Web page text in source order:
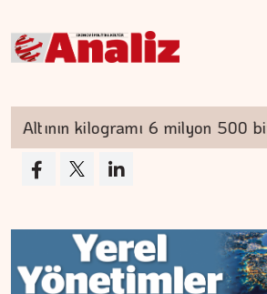
kilogramı 6 milyon 500 bin